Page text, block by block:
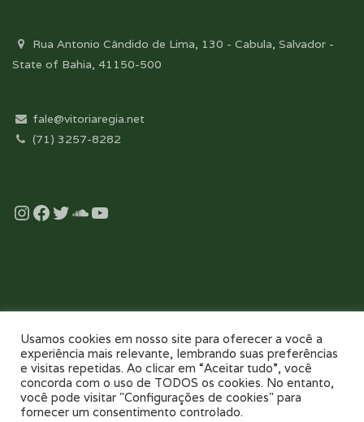
Rua Antonio Cândido de Lima, 130 - Cabula, Salvador -
State of Bahia, 41150-500
fale@vitoriaregia.net
(71) 3257-8282
Instagram
Facebook
Twitter
Soundcloud
YouTube
Desenvolvido com essência pela:
Usamos cookies em nosso site para oferecer a você a
experiência mais relevante, lembrando suas preferências
e visitas repetidas. Ao clicar em “Aceitar tudo”, você
concorda com o uso de TODOS os cookies. No entanto,
você pode visitar "Configurações de cookies" para
fornecer um consentimento controlado.